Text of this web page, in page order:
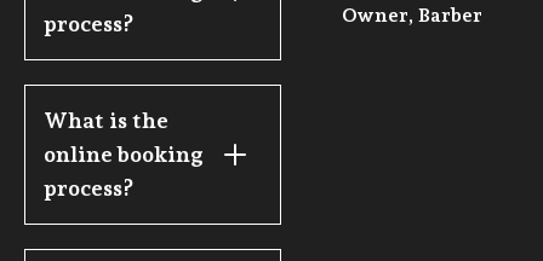
process?
What is the
online booking
process?
Owner, Barber